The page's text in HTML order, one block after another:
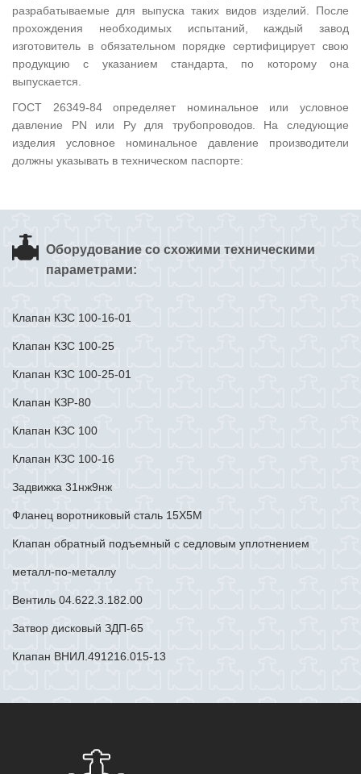
разрабатываемые для выпуска таких видов изделий. После
прохождения необходимых испытаний, каждый завод
изготовитель в обязательном порядке сертифицирует свою
продукцию с указанием стандарта, по которому она
выпускается.
ГОСТ 26349-84 определяет номинальное или условное
давление PN или Py для трубопроводов. На следующие
изделия условное номинальное давление производители
должны указывать в техническом паспорте:
Оборудование со схожими техническими
параметрами:
Клапан КЗС 100-16-01
Клапан КЗС 100-25
Клапан КЗС 100-25-01
Клапан КЗР-80
Клапан КЗС 100
Клапан КЗС 100-16
Задвижка 31нж9нж
Фланец воротниковый сталь 15Х5М
Клапан обратный подъемный с седловым уплотнением
металл-по-металлу
Вентиль 04.622.3.182.00
Затвор дисковый ЗДП-65
Клапан ВНИЛ.491216.015-13